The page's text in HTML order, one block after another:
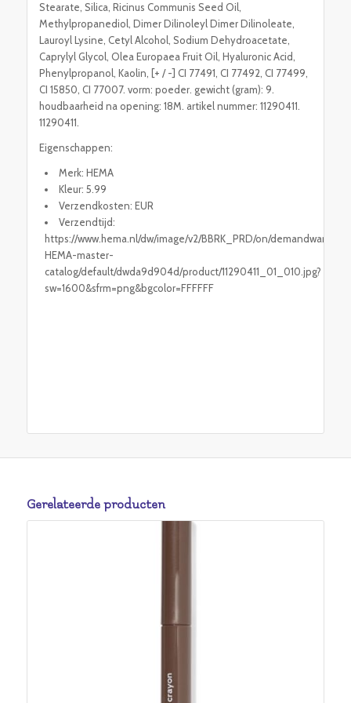
Stearate, Silica, Ricinus Communis Seed Oil,
Methylpropanediol, Dimer Dilinoleyl Dimer Dilinoleate,
Lauroyl Lysine, Cetyl Alcohol, Sodium Dehydroacetate,
Caprylyl Glycol, Olea Europaea Fruit Oil, Hyaluronic Acid,
Phenylpropanol, Kaolin, [+ / -] CI 77491, CI 77492, CI 77499,
CI 15850, CI 77007. vorm: poeder. gewicht (gram): 9.
houdbaarheid na opening: 18M. artikel nummer: 11290411.
11290411.
Eigenschappen:
Merk: HEMA
Kleur: 5.99
Verzendkosten: EUR
Verzendtijd:
https://www.hema.nl/dw/image/v2/BBRK_PRD/on/
HEMA-master-
catalog/default/dwda9d904d/product/11290411_01_010.jpg?
sw=1600&sfrm=png&bgcolor=FFFFFF
Gerelateerde producten